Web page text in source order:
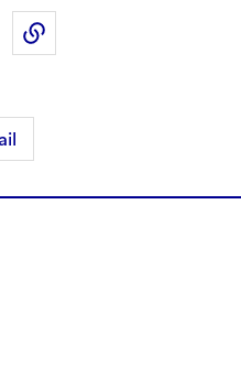
Twitter)
sur LinkedIn
Partager par email